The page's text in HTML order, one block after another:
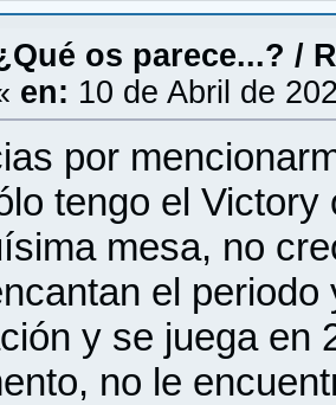
os parece...? /
en: 10 de Abril de
por
tengo el
mesa, no
el
y se juega en
no le